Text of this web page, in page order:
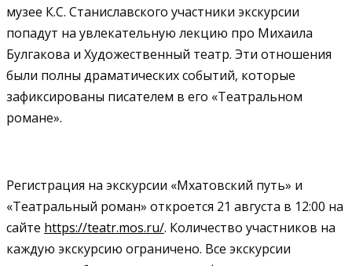
музее К.С. Станиславского участники экскурсии
попадут на увлекательную лекцию про Михаила
Булгакова и Художественный театр. Эти отношения
были полны драматических событий, которые
зафиксированы писателем в его «Театральном
романе».
Регистрация на экскурсии «Мхатовский путь» и
«Театральный роман» откроется 21 августа в 12:00 на
сайте https://teatr.mos.ru/. Количество участников на
каждую экскурсию ограничено. Все экскурсии